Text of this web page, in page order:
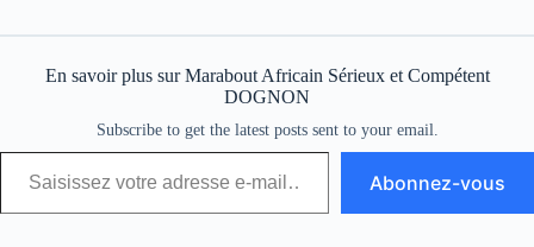
En savoir plus sur Marabout Africain Sérieux et Compétent
DOGNON
Subscribe to get the latest posts sent to your email.
Abonnez-vous